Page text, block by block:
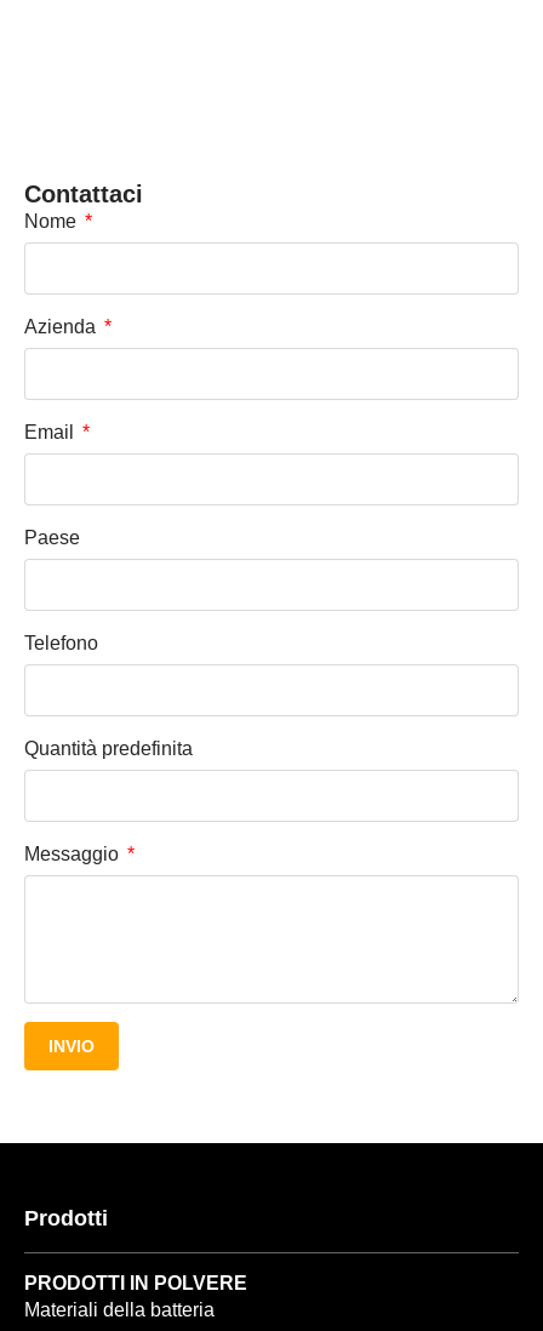
Contattaci
Nome
Azienda
Email
Paese
Telefono
Quantità predefinita
Messaggio
INVIO
Prodotti
PRODOTTI IN POLVERE
Materiali della batteria